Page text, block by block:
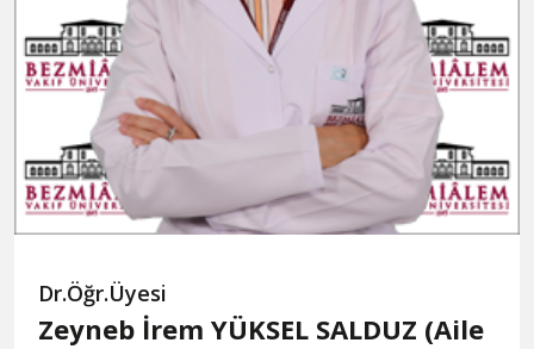
Dr.Öğr.Üyesi
Zeyneb İrem YÜKSEL SALDUZ (Aile